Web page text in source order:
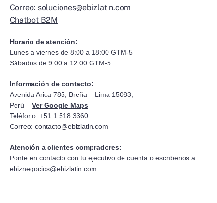
Correo: soluciones@ebizlatin.com
Chatbot B2M
Horario de atención:
Lunes a viernes de 8:00 a 18:00 GTM-5
Sábados de 9:00 a 12:00 GTM-5
Información de contacto:
Avenida Arica 785, Breña – Lima 15083,
Perú – Ver Google Maps
Teléfono: +51 1 518 3360
Correo: contacto@ebizlatin.com
Atención a clientes compradores:
Ponte en contacto con tu ejecutivo de cuenta o escríbenos a
ebiznegocios@ebizlatin.com